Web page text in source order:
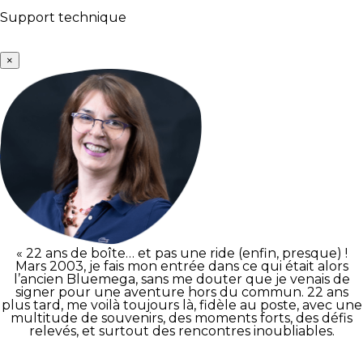
Support technique
×
« 22 ans de boîte… et pas une ride (enfin, presque) !
Mars 2003, je fais mon entrée dans ce qui était alors
l’ancien Bluemega, sans me douter que je venais de
signer pour une aventure hors du commun. 22 ans
plus tard, me voilà toujours là, fidèle au poste, avec une
multitude de souvenirs, des moments forts, des défis
relevés, et surtout des rencontres inoubliables.